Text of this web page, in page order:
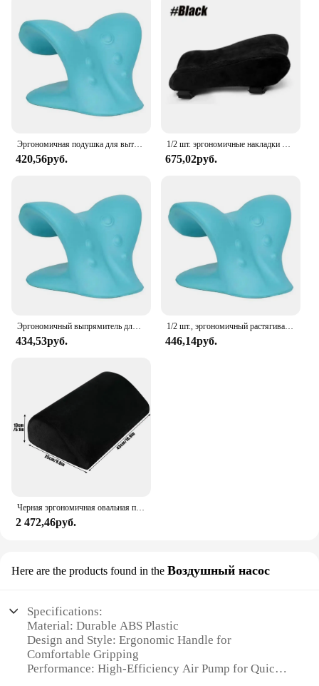
420,56руб. 675,02руб.
434,53руб.
1/2 шт., эргономичный растягиватель для шеи
446,14руб.
Черная эргономичная овальная подставка для ног, подставка для ног из хлопка с эффектом памяти, для дома и офиса
2 472,46руб.
Here are the products found in the Воздушный насос
Specifications:
Material: Durable ABS Plastic
Design and Style: Ergonomic Handle for
Comfortable Gripping
Performance: High-Efficiency Air Pump for Quick